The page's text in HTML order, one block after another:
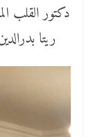
دكتور القلب
ريتا